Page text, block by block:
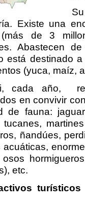
Existe una
de 3
Abastecen
está destinado
(yuca, maíz,
cada año,
en convivir
de fauna:
tucanes,
ñandúes,
acuáticas,
osos
etc.
turísticos